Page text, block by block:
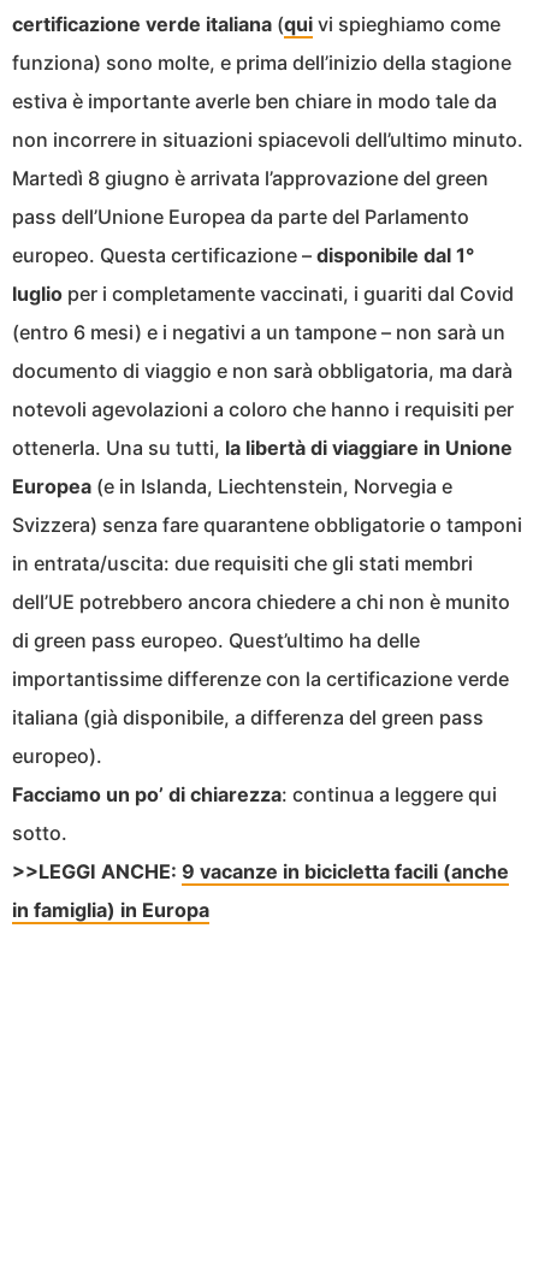
certificazione verde italiana (qui vi spieghiamo come
funziona) sono molte, e prima dell’inizio della stagione
estiva è importante averle ben chiare in modo tale da
non incorrere in situazioni spiacevoli dell’ultimo minuto.
Martedì 8 giugno è arrivata l’approvazione del green
pass dell’Unione Europea da parte del Parlamento
europeo. Questa certificazione – disponibile dal 1°
luglio per i completamente vaccinati, i guariti dal Covid
(entro 6 mesi) e i negativi a un tampone – non sarà un
documento di viaggio e non sarà obbligatoria, ma darà
notevoli agevolazioni a coloro che hanno i requisiti per
ottenerla. Una su tutti, la libertà di viaggiare in Unione
Europea (e in Islanda, Liechtenstein, Norvegia e
Svizzera) senza fare quarantene obbligatorie o tamponi
in entrata/uscita: due requisiti che gli stati membri
dell’UE potrebbero ancora chiedere a chi non è munito
di green pass europeo. Quest’ultimo ha delle
importantissime differenze con la certificazione verde
italiana (già disponibile, a differenza del green pass
europeo).
Facciamo un po’ di chiarezza: continua a leggere qui
sotto.
>>LEGGI ANCHE: 9 vacanze in bicicletta facili (anche
in famiglia) in Europa